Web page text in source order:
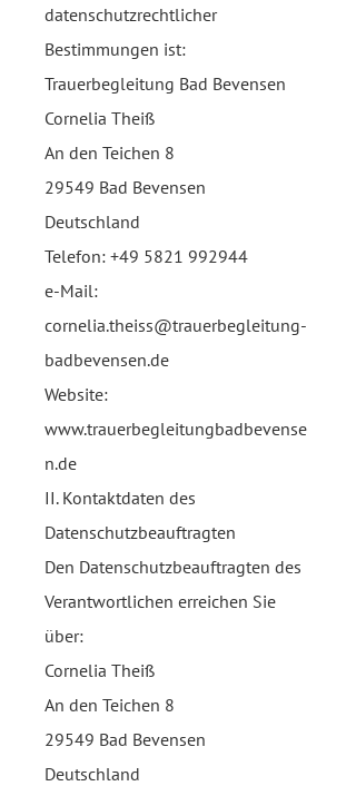
datenschutzrechtlicher
Bestimmungen ist:
Trauerbegleitung Bad Bevensen
Cornelia Theiß
An den Teichen 8
29549 Bad Bevensen
Deutschland
Telefon: +49 5821 992944
e-Mail:
cornelia.theiss@trauerbegleitung-
badbevensen.de
Website:
www.trauerbegleitungbadbevense
n.de
II. Kontaktdaten des
Datenschutzbeauftragten
Den Datenschutzbeauftragten des
Verantwortlichen erreichen Sie
über:
Cornelia Theiß
An den Teichen 8
29549 Bad Bevensen
Deutschland